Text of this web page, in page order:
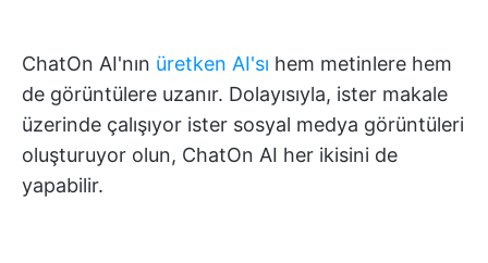
ChatOn AI'nın üretken AI'sı hem metinlere hem
de görüntülere uzanır. Dolayısıyla, ister makale
üzerinde çalışıyor ister sosyal medya görüntüleri
oluşturuyor olun, ChatOn AI her ikisini de
yapabilir.